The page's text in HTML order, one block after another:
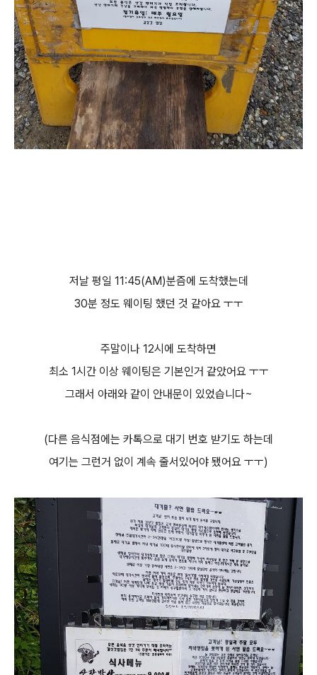
저날 평일 11:45(AM)분즘에 도착했는데
30분 정도 웨이팅 했던 것 같아요 ㅜㅜ
주말이나 12시에 도착하면
최소 1시간 이상 웨이팅은 기본인거 같았어요 ㅜㅜ
그래서 아래와 같이 안내문이 있었습니다~
(다른 음식점에는 카톡으로 대기 번호 받기도 하는데
여기는 그런거 없이 계속 줄서있어야 됐어요 ㅜㅜ)